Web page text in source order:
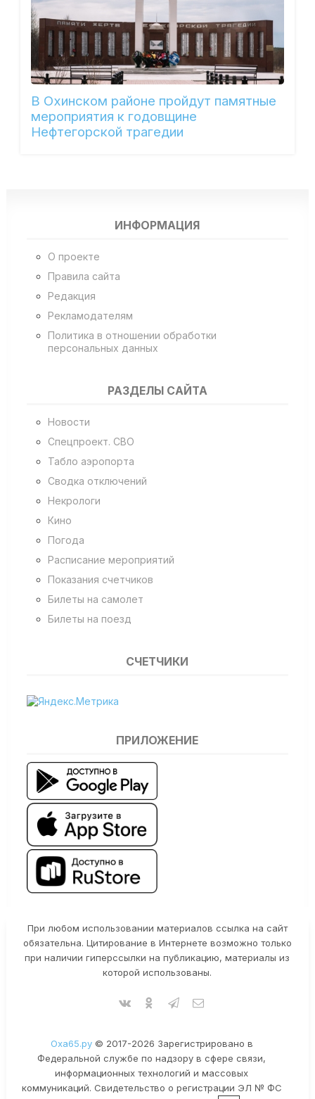
В Охинском районе пройдут памятные
мероприятия к годовщине
Нефтегорской трагедии
ИНФОРМАЦИЯ
О проекте
Правила сайта
Редакция
Рекламодателям
Политика в отношении обработки
персональных данных
РАЗДЕЛЫ САЙТА
Новости
Спецпроект. СВО
Табло аэропорта
Сводка отключений
Некрологи
Кино
Погода
Расписание мероприятий
Показания счетчиков
Билеты на самолет
Билеты на поезд
СЧЕТЧИКИ
ПРИЛОЖЕНИЕ
При любом использовании материалов ссылка на сайт
обязательна. Цитирование в Интернете возможно только
при наличии гиперссылки на публикацию, материалы из
которой использованы.
Оха65.ру© 2017-2026 Зарегистрировано в
Федеральной службе по надзору в сфере связи,
информационных технологий и массовых
коммуникаций. Свидетельство о регистрации ЭЛ № ФС